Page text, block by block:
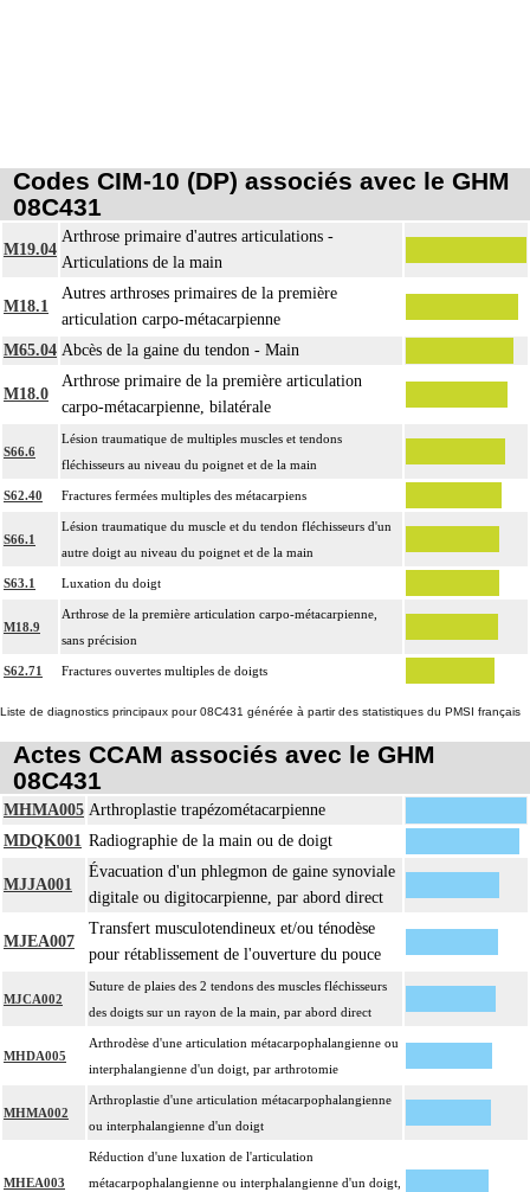
Codes CIM-10 (DP) associés avec le GHM
08C431
M19.04
Arthrose primaire d'autres articulations -
Articulations de la main
M18.1
Autres arthroses primaires de la première
articulation carpo-métacarpienne
M65.04 Abcès de la gaine du tendon - Main
M18.0
Arthrose primaire de la première articulation
carpo-métacarpienne, bilatérale
S66.6
Lésion traumatique de multiples muscles et tendons
fléchisseurs au niveau du poignet et de la main
S62.40 Fractures fermées multiples des métacarpiens
S66.1
Lésion traumatique du muscle et du tendon fléchisseurs d'un
autre doigt au niveau du poignet et de la main
S63.1 Luxation du doigt
M18.9
Arthrose de la première articulation carpo-métacarpienne,
sans précision
S62.71 Fractures ouvertes multiples de doigts
Liste de diagnostics principaux pour 08C431 générée à partir des statistiques du PMSI français
Actes CCAM associés avec le GHM
08C431
MHMA005 Arthroplastie trapézométacarpienne
MDQK001 Radiographie de la main ou de doigt
MJJA001
Évacuation d'un phlegmon de gaine synoviale
digitale ou digitocarpienne, par abord direct
MJEA007
Transfert musculotendineux et/ou ténodèse
pour rétablissement de l'ouverture du pouce
MJCA002
Suture de plaies des 2 tendons des muscles fléchisseurs
des doigts sur un rayon de la main, par abord direct
MHDA005
Arthrodèse d'une articulation métacarpophalangienne ou
interphalangienne d'un doigt, par arthrotomie
MHMA002
Arthroplastie d'une articulation métacarpophalangienne
ou interphalangienne d'un doigt
MHEA003
Réduction d'une luxation de l'articulation
métacarpophalangienne ou interphalangienne d'un doigt,